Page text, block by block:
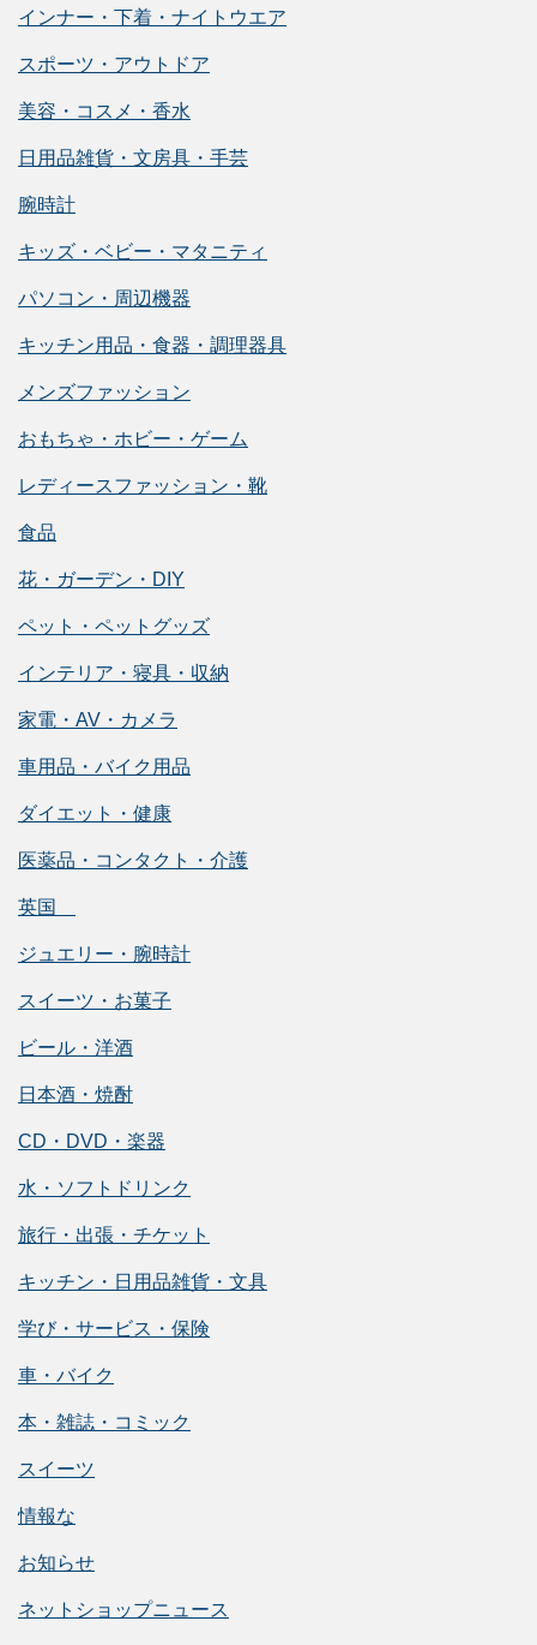
インナー・下着・ナイトウエア
スポーツ・アウトドア
美容・コスメ・香水
日用品雑貨・文房具・手芸
腕時計
キッズ・ベビー・マタニティ
パソコン・周辺機器
キッチン用品・食器・調理器具
メンズファッション
おもちゃ・ホビー・ゲーム
レディースファッション・靴
食品
花・ガーデン・DIY
ペット・ペットグッズ
インテリア・寝具・収納
家電・AV・カメラ
車用品・バイク用品
ダイエット・健康
医薬品・コンタクト・介護
英国
ジュエリー・腕時計
スイーツ・お菓子
ビール・洋酒
日本酒・焼酎
CD・DVD・楽器
水・ソフトドリンク
旅行・出張・チケット
キッチン・日用品雑貨・文具
学び・サービス・保険
車・バイク
本・雑誌・コミック
スイーツ
情報な
お知らせ
ネットショップニュース